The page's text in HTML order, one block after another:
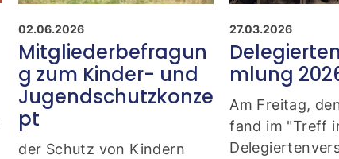
02.06.2026
Mitgliederbefragun
g zum Kinder- und
Jugendschutzkonze
pt
der Schutz von Kindern
27.03.2026
mlung
Am Freitag,
fand im "Treff